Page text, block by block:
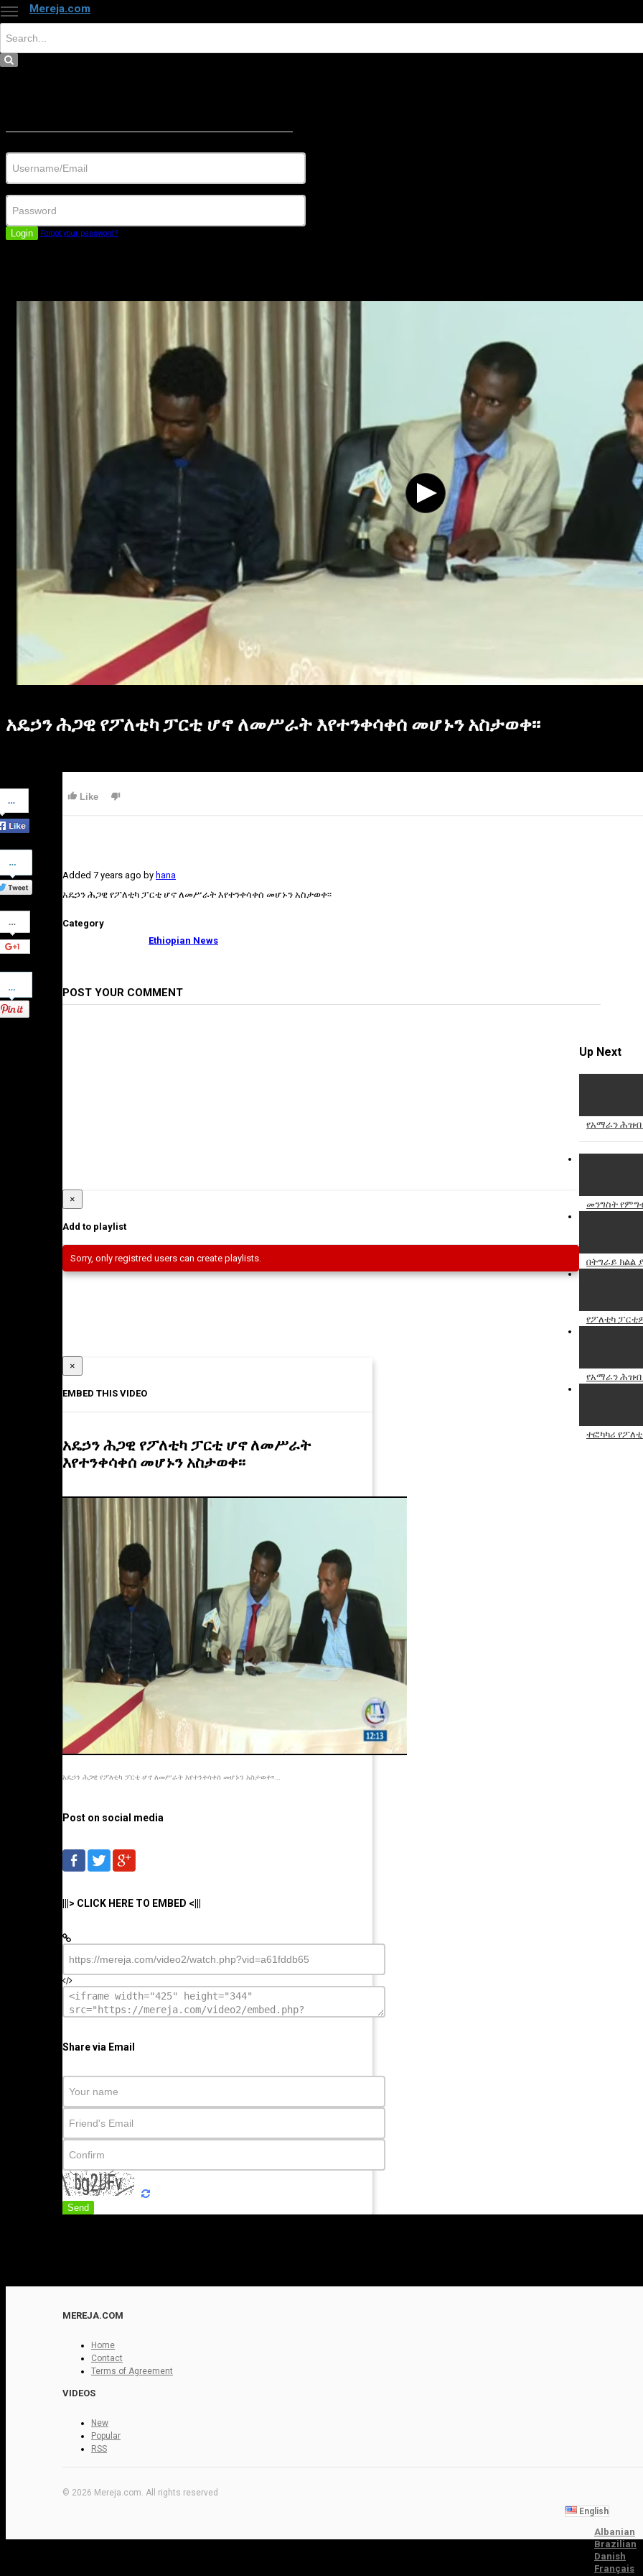
Mereja.com
Login Forgot your password?
አዴኃን ሕጋዊ የፖለቲካ ፓርቲ ሆኖ ለመሥራት እየተንቀሳቀሰ መሆኑን አስታወቀ፡፡
on
Facebook
Share
on
Twitter
Share
on
Google+
Pinterest
Like
Added 7 years ago by hana
አዴኃን ሕጋዊ የፖለቲካ ፓርቲ ሆኖ ለመሥራት እየተንቀሳቀሰ መሆኑን አስታወቀ፡፡
Category
Ethiopian News
POST YOUR COMMENT
Up Next
የአማራን ሕዝብ
መንግስት
በትግራይ ክልል
የፖለቲካ
የአማራን ሕዝብ
ተፎካካሪ
Report
×
Add to playlist
Sorry, only registred users can create playlists.
×
EMBED THIS VIDEO
አዴኃን ሕጋዊ የፖለቲካ ፓርቲ ሆኖ ለመሥራት
እየተንቀሳቀሰ መሆኑን አስታወቀ፡፡
አዴኃን ሕጋዊ የፖለቲካ ፓርቲ ሆኖ ለመሥራት እየተንቀሳቀሰ መሆኑን አስታወቀ፡፡...
Post on social media
|||> CLICK HERE TO EMBED <|||
Share via Email
Send
MEREJA.COM
Home
Contact
Terms of Agreement
VIDEOS
New
Popular
RSS
© 2026 Mereja.com. All rights reserved
English
Albanian
Brazilian
Danish
Français